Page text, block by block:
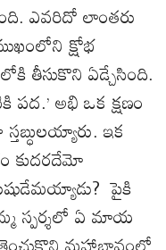
ఎవరిదో లాంతరు
క్షోభ
తీసుకొని ఏడ్చేసింది.
అభి ఒక క్షణం
ఇక
కుదరదేమో
పైకి
స్పర్శలో ఏ మాయ